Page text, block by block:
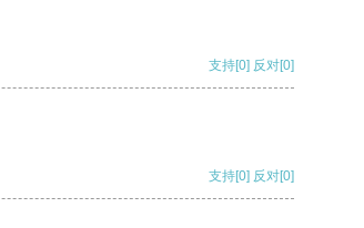
支持[0] 反对[0]
支持[0] 反对[0]